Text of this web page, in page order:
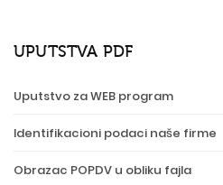
UPUTSTVA PDF
Uputstvo za WEB program
Identifikacioni podaci naše firme
Obrazac POPDV u obliku fajla